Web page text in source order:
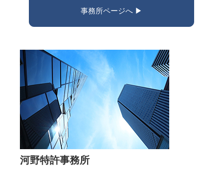
事務所ページへ ▶︎
河野特許事務所